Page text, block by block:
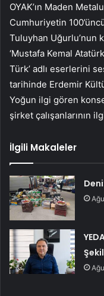
OYAK’ın Maden
Cumhuriyetin
Tuluyhan Uğurlu’nun
‘Mustafa Kemal
Türk’ adlı eserlerini
tarihinde Erdemir
Yoğun ilgi gören
şirket çalışanlarının
İlgili Makaleler